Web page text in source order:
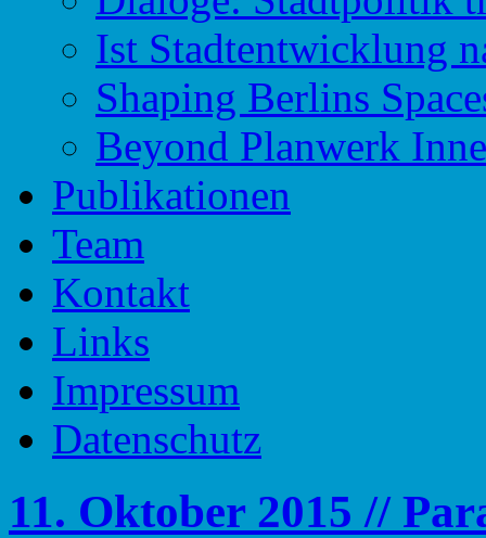
Ist Stadtentwicklung
Shaping Berlins
Beyond Planwerk
Publikationen
Team
Kontakt
Links
Impressum
Datenschutz
11. Oktober 2015 //